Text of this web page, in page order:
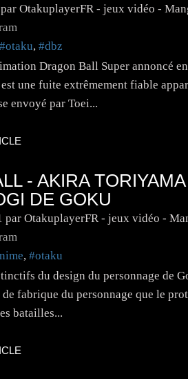
par OtakuplayerFR - jeux vidéo -
#otaku, #dbz
Dragon Ball Super annoncé
une fuite extrêmement fiable
envoyé par Toei...
- AKIRA
DE GOKU
par OtakuplayerFR - jeux vidéo -
, #otaku
du design du personnage de
fabrique du personnage que le
batailles...